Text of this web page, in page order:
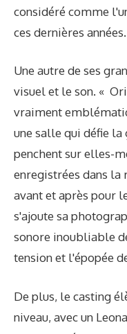
considéré comme
ces dernières années.
Une autre de ses
visuel et le son. «
vraiment
une salle qui défie
penchent sur elles-
enregistrées dans la
avant et après pour
s'ajoute sa
sonore inoubliable
tension et l'épopée
De plus, le casting
niveau, avec un